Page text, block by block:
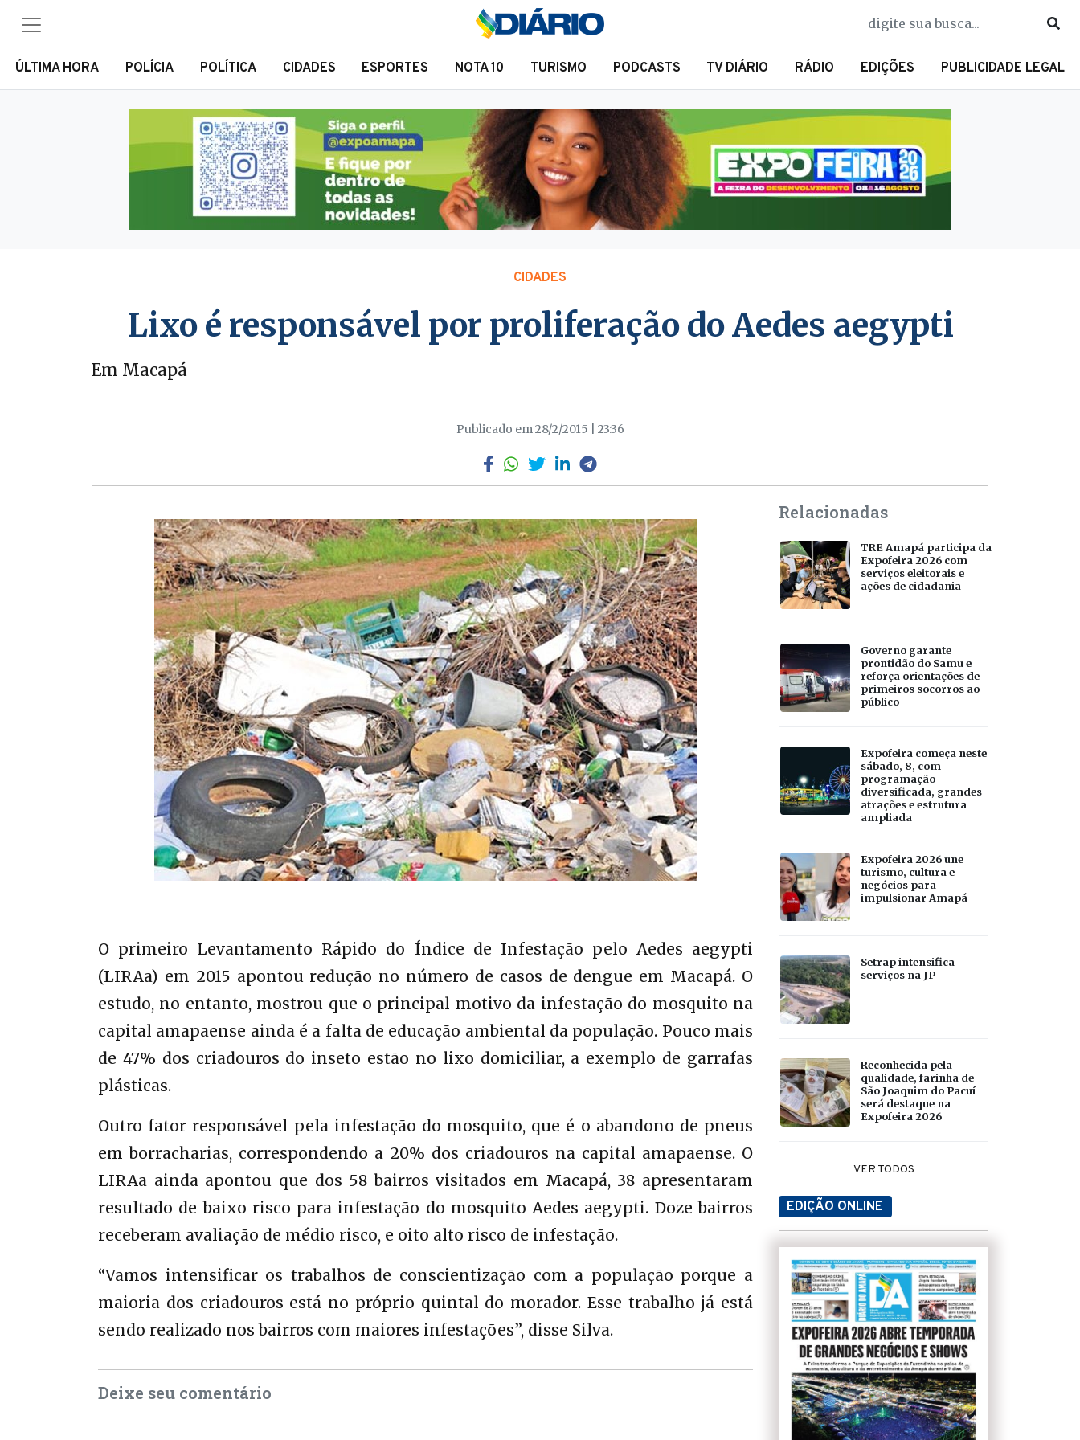
ÚLTIMA HORA POLÍCIA POLÍTICA CIDADES ESPORTES NOTA 10 TURISMO PODCASTS TV DIÁRIO RÁDIO EDIÇÕES PUBLICIDADE LEGAL
CIDADES
Lixo é responsável por proliferação do Aedes aegypti
Em Macapá
Publicado em 28/2/2015 | 23:36
O primeiro Levantamento Rápido do Índice de Infestação pelo Aedes aegypti
(LIRAa) em 2015 apontou redução no número de casos de dengue em Macapá. O
estudo, no entanto, mostrou que o principal motivo da infestação do mosquito na
capital amapaense ainda é a falta de educação ambiental da população. Pouco mais
de 47% dos criadouros do inseto estão no lixo domiciliar, a exemplo de garrafas
plásticas.
Outro fator responsável pela infestação do mosquito, que é o abandono de pneus
em borracharias, correspondendo a 20% dos criadouros na capital amapaense. O
LIRAa ainda apontou que dos 58 bairros visitados em Macapá, 38 apresentaram
resultado de baixo risco para infestação do mosquito Aedes aegypti. Doze bairros
receberam avaliação de médio risco, e oito alto risco de infestação.
“Vamos intensificar os trabalhos de conscientização com a população porque a
maioria dos criadouros está no próprio quintal do morador. Esse trabalho já está
sendo realizado nos bairros com maiores infestações”, disse Silva.
Deixe seu comentário
Relacionadas
TRE Amapá participa da
Expofeira 2026 com
serviços eleitorais e
ações de cidadania
Governo garante
prontidão do Samu e
reforça orientações de
primeiros socorros ao
público
Expofeira começa neste
sábado, 8, com
programação
diversificada, grandes
atrações e estrutura
ampliada
Expofeira 2026 une
turismo, cultura e
negócios para
impulsionar Amapá
Setrap intensifica
serviços na JP
Reconhecida pela
qualidade, farinha de
São Joaquim do Pacuí
será destaque na
Expofeira 2026
VER TODOS
EDIÇÃO ONLINE